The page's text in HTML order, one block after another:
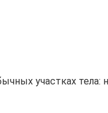
участках тела: